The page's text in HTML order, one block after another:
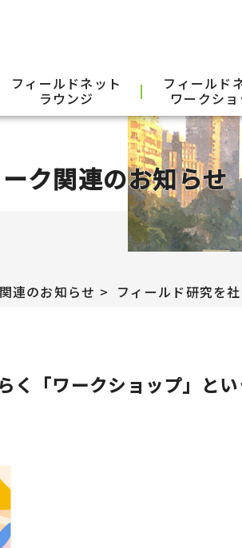
フィールドネット
ラウンジ
フィールド
ワークシ
ク関連のお知らせ
連のお知らせ フィールド研究を
く「ワークショップ」と